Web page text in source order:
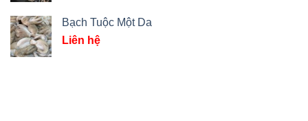
Bạch Tuộc Một Da
Liên hệ